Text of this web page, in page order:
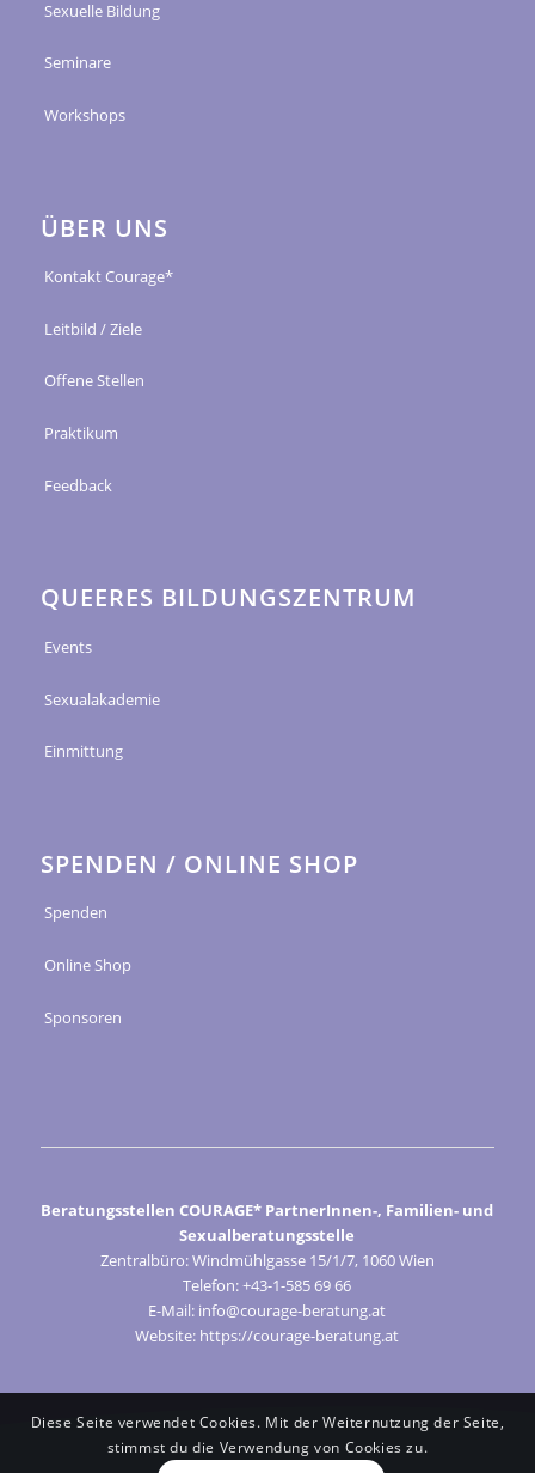
Sexuelle Bildung
Seminare
Workshops
ÜBER UNS
Kontakt Courage*
Leitbild / Ziele
Offene Stellen
Praktikum
Feedback
QUEERES BILDUNGSZENTRUM
Events
Sexualakademie
Einmittung
SPENDEN / ONLINE SHOP
Spenden
Online Shop
Sponsoren
Beratungsstellen COURAGE* PartnerInnen-, Familien- und
Sexualberatungsstelle
Zentralbüro: Windmühlgasse 15/1/7, 1060 Wien
Telefon: +43-1-585 69 66
E-Mail: info@courage-beratung.at
Website: https://courage-beratung.at
Diese Seite verwendet Cookies. Mit der Weiternutzung der Seite,
stimmst du die Verwendung von Cookies zu.